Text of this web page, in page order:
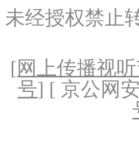
未经授权禁止
[网上传播视
号] [ 京公网